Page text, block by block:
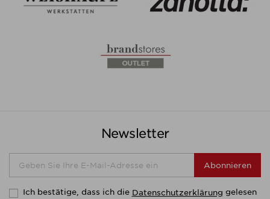
Newsletter
Abonnieren
Ich bestätige, dass ich die Datenschutzerklärung gelesen